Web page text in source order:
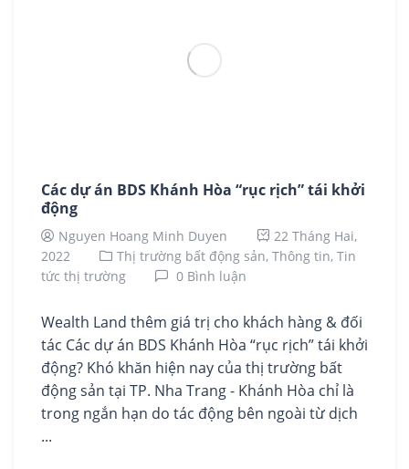
Các dự án BDS Khánh Hòa “rục rịch” tái khởi
động
Nguyen Hoang Minh Duyen
22 Tháng Hai,
2022
Thị trường bất động sản, Thông tin, Tin
tức thị trường
0 Bình luận
Wealth Land thêm giá trị cho khách hàng & đối
tác Các dự án BDS Khánh Hòa “rục rịch” tái khởi
động? Khó khăn hiện nay của thị trường bất
động sản tại TP. Nha Trang - Khánh Hòa chỉ là
trong ngắn hạn do tác động bên ngoài từ dịch
...